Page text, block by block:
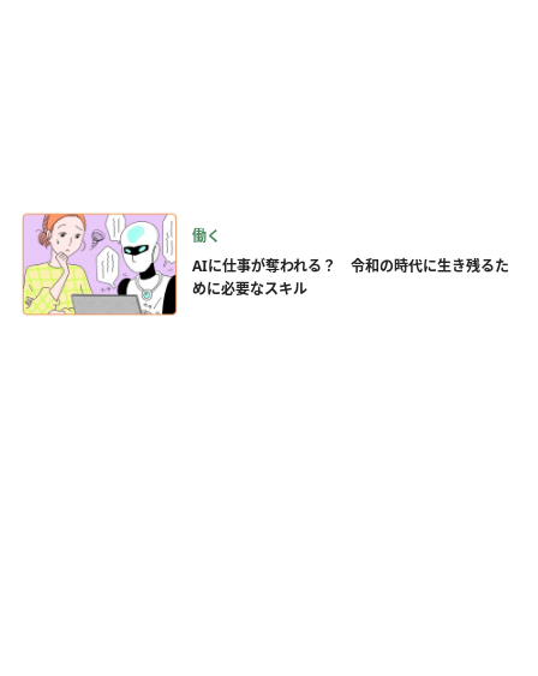
働く
AIに仕事が奪われる？ 令和の時代に生き残るた
めに必要なスキル